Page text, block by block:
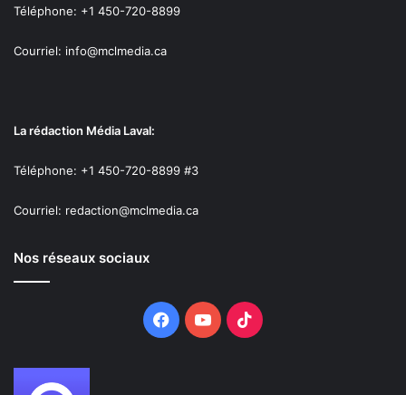
Téléphone: +1 450-720-8899
Courriel: info@mclmedia.ca
La rédaction Média Laval:
Téléphone: +1 450-720-8899 #3
Courriel: redaction@mclmedia.ca
Nos réseaux sociaux
Facebook
YouTubeTikTok